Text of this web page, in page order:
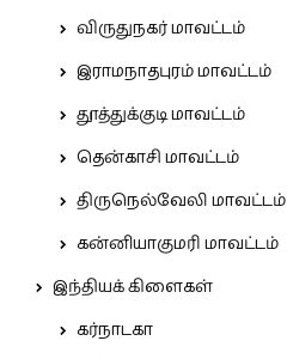
விருதுநகர் மாவட்டம்
இராமநாதபுரம் மாவட்டம்
தூத்துக்குடி மாவட்டம்
தென்காசி மாவட்டம்
திருநெல்வேலி மாவட்டம்
கன்னியாகுமரி மாவட்டம்
இந்தியக் கிளைகள்
கர்நாடகா